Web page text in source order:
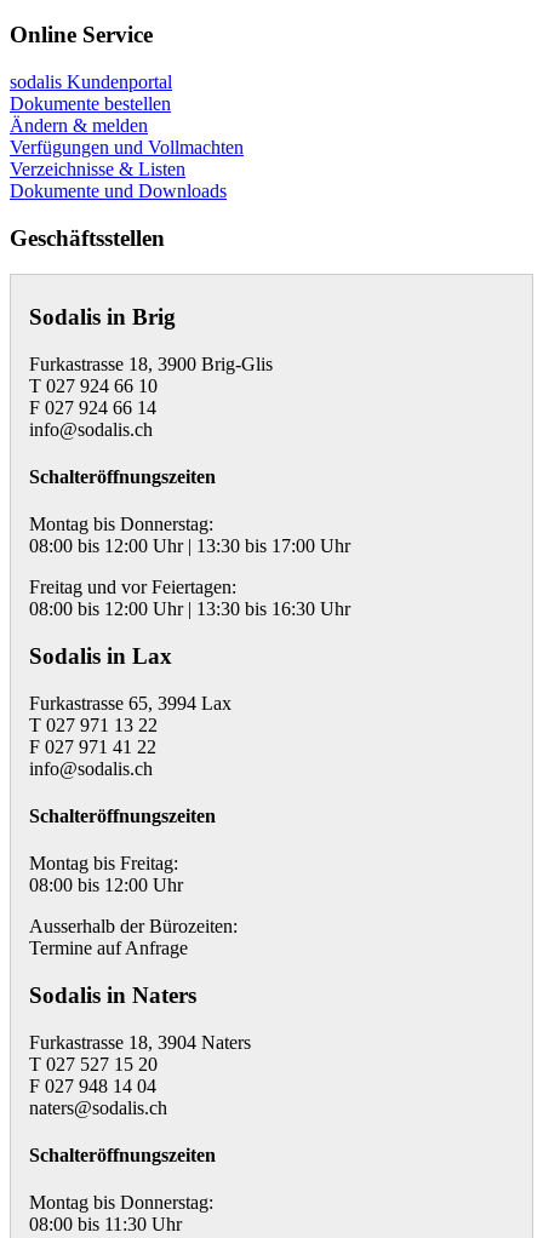
Online Service
sodalis Kundenportal
Dokumente bestellen
Ändern & melden
Verfügungen und Vollmachten
Verzeichnisse & Listen
Dokumente und Downloads
Geschäftsstellen
Sodalis in Brig
Furkastrasse 18, 3900 Brig-Glis
T 027 924 66 10
F 027 924 66 14
info@sodalis.ch
Schalteröffnungszeiten
Montag bis Donnerstag:
08:00 bis 12:00 Uhr | 13:30 bis 17:00 Uhr
Freitag und vor Feiertagen:
08:00 bis 12:00 Uhr | 13:30 bis 16:30 Uhr
Sodalis in Lax
Furkastrasse 65, 3994 Lax
T 027 971 13 22
F 027 971 41 22
info@sodalis.ch
Schalteröffnungszeiten
Montag bis Freitag:
08:00 bis 12:00 Uhr
Ausserhalb der Bürozeiten:
Termine auf Anfrage
Sodalis in Naters
Furkastrasse 18, 3904 Naters
T 027 527 15 20
F 027 948 14 04
naters@sodalis.ch
Schalteröffnungszeiten
Montag bis Donnerstag:
08:00 bis 11:30 Uhr